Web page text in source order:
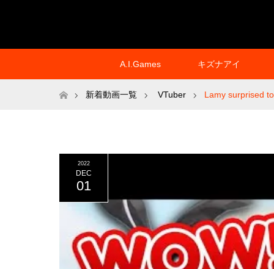
A.I.Games キズナアイ
ホーム新着動画一覧 VTuber Lamy surprised
2022
DEC
01